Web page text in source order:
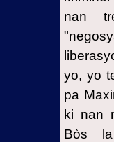
nan
yo, yo
pa
ki nan
Bòs